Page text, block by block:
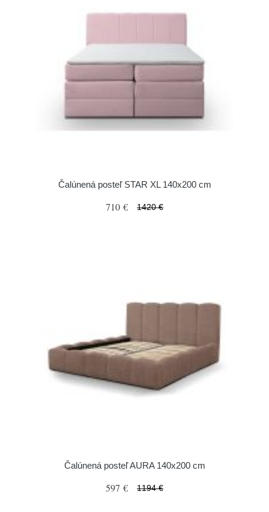
Čalúnená posteľ STAR XL 140x200 cm
710 € 1420 €
Čalúnená posteľ AURA 140x200 cm
597 € 1194 €